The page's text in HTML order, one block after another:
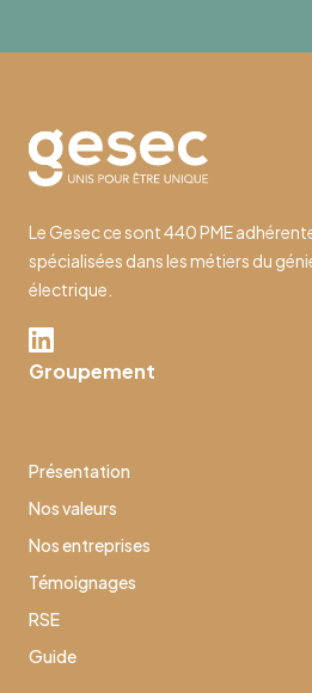
Le Gesec ce sont 440 PME
spécialisées dans les métiers du
électrique.
Groupement
Présentation
Nos valeurs
Nos entreprises
Témoignages
RSE
Guide